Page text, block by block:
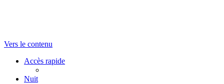
Vers le contenu
Accès rapide
Nuit